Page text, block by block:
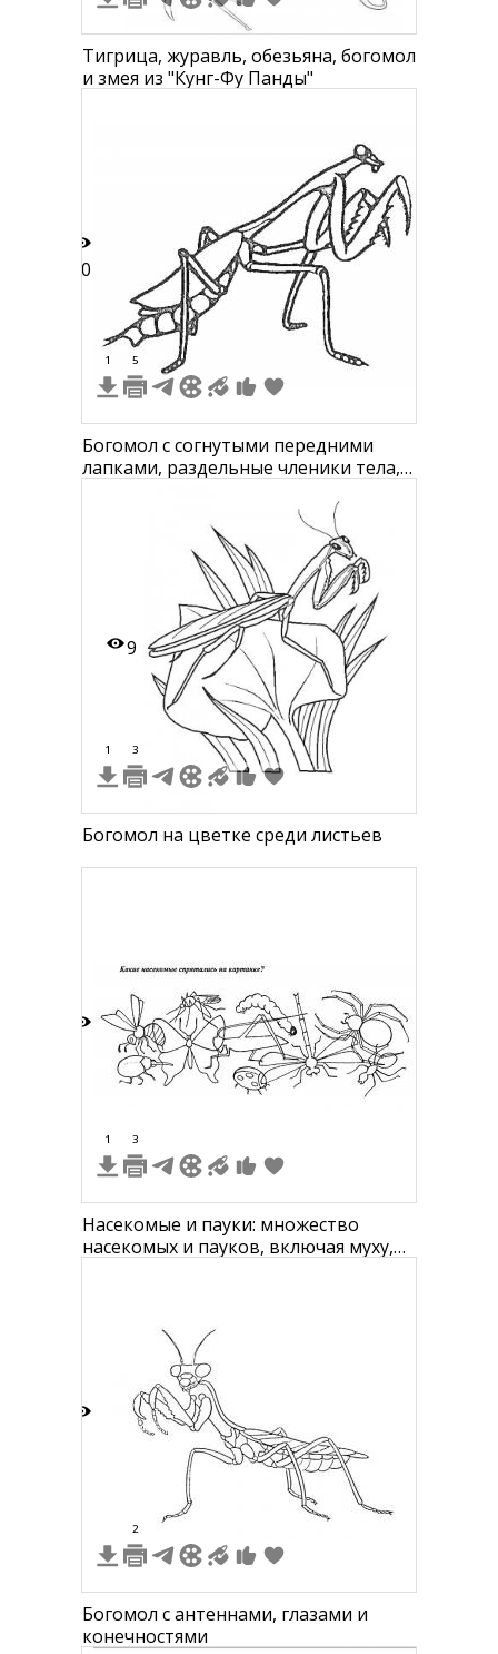
Тигрица, журавль, обезьяна, богомол
и змея из "Кунг-Фу Панды"
10
1 5
Богомол с согнутыми передними
лапками, раздельные членики тела,
9
1 3
Богомол на цветке среди листьев
1 3
Насекомые и пауки: множество
насекомых и пауков, включая муху,
2
Богомол с антеннами, глазами и
конечностями